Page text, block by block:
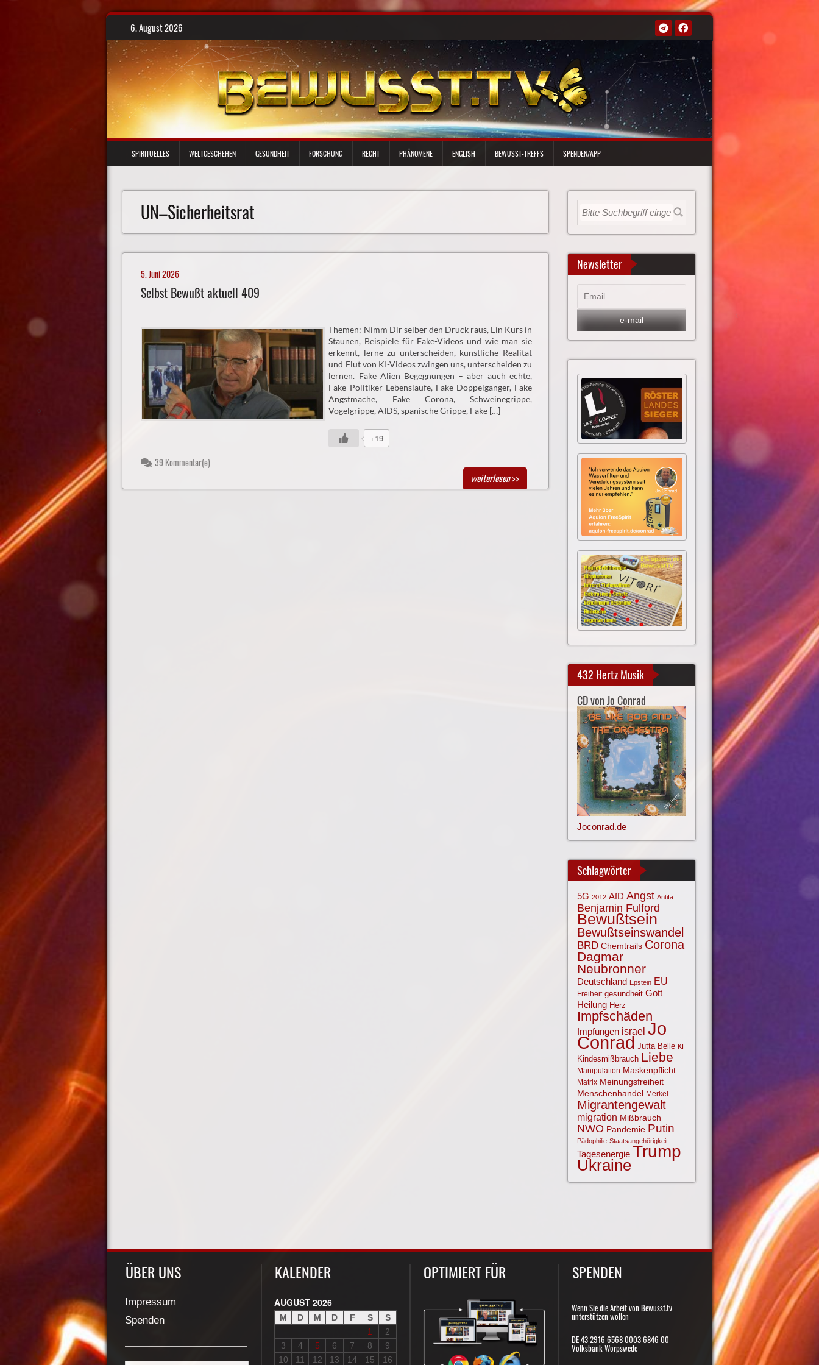
Skip
content
6. August 2026
SPIRITUELLES WELTGESCHEHEN GESUNDHEIT FORSCHUNG RECHT PHÄNOMENE ENGLISH BEWUSST-TREFFS SPENDEN/APP
UN–Sicherheitsrat
5. Juni 2026
Selbst Bewußt aktuell 409
Themen: Nimm Dir selber den Druck raus, Ein Kurs in
Staunen, Beispiele für Fake-Videos und wie man sie
erkennt, lerne zu unterscheiden, künstliche Realität
und Flut von KI-Videos zwingen uns, unterscheiden zu
lernen. Fake Alien Begegnungen – aber auch echte,
Fake Politiker Lebensläufe, Fake Doppelgänger, Fake
Angstmache, Fake Corona, Schweinegrippe,
Vogelgrippe, AIDS, spanische Grippe, Fake […]
+19
39 Kommentar(e)
weiterlesen>>
Newsletter
432 Hertz Musik
CD von Jo Conrad
Joconrad.de
Schlagwörter
5G 2012 AfD Angst Antifa
Benjamin Fulford
Bewußtsein
Bewußtseinswandel
BRD Chemtrails Corona
Dagmar
Neubronner
Deutschland Epstein EU
Freiheit gesundheit Gott
Heilung Herz
Impfschäden
Impfungen israel Jo
Conrad Jutta Belle KI
Kindesmißbrauch Liebe
Manipulation Maskenpflicht
Matrix Meinungsfreiheit
Menschenhandel Merkel
Migrantengewalt
migration Mißbrauch
NWO Pandemie Putin
Pädophilie Staatsangehörigkeit
Tagesenergie Trump
Ukraine
ÜBER UNS
Impressum
Spenden
KALENDER
AUGUST 2026
M D M D F S
S
1
2
3
4 5 6 7 8
9
10
11 12 13 14 15 16
OPTIMIERT FÜR SPENDEN
Wenn Sie die Arbeit von Bewusst.tv
unterstützen wollen
DE 43 2916 6568 0003 6846 00
Volksbank Worpswede